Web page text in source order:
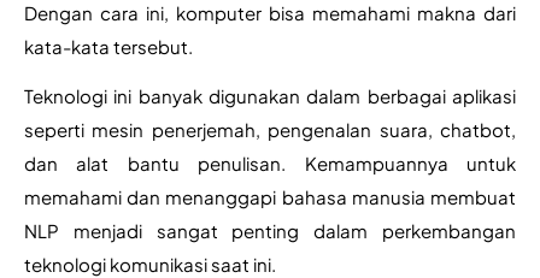
Dengan cara ini, komputer bisa memahami makna dari
kata-kata tersebut.
Teknologi ini banyak digunakan dalam berbagai aplikasi
seperti mesin penerjemah, pengenalan suara, chatbot,
dan alat bantu penulisan. Kemampuannya untuk
memahami dan menanggapi bahasa manusia membuat
NLP menjadi sangat penting dalam perkembangan
teknologi komunikasi saat ini.